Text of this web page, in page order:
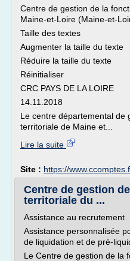
Centre de gestion de la
Maine-et-Loire (Maine-et-
Taille des textes
Augmenter la taille du texte
Réduire la taille du texte
Réinitialiser
CRC PAYS DE LA LOIRE
14.11.2018
Le centre départemental de
territoriale de Maine et...
Lire la suite
Site : https://
Centre de gestion
territoriale du ...
Assistance au recrutement
Assistance personnalisée
de liquidation et de pré-
Le Centre de gestion de la